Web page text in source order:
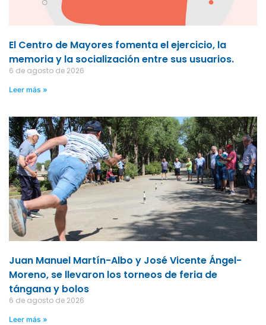
El Centro de Mayores fomenta el ejercicio, la
memoria y la socialización entre sus usuarios.
6 de agosto de 2026
Leer más »
Juan Manuel Martín-Albo y José Vicente Ángel-
Moreno, se llevaron los torneos de feria de
tángana y bolos
6 de agosto de 2026
Leer más »